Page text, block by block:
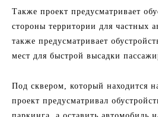
Также проект предусматривает
стороны территории для частных
также предусматривает
мест для быстрой высадки
Под сквером, который находится
проект предусматривал